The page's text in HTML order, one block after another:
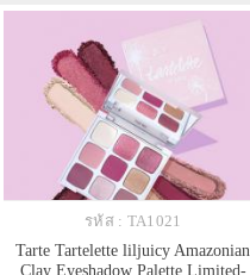
รหัส : TA1021
Tarte Tartelette liljuicy Amazonian
Clay Eyeshadow Palette Limited-